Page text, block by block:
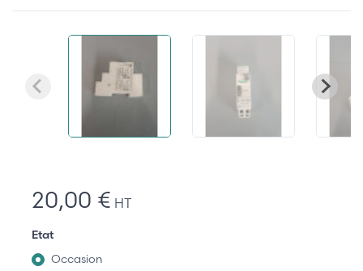
20,00 € HT
Etat
Occasion